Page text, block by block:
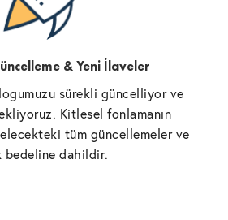
& Yeni İlaveler
sürekli güncelliyor ve
Kitlesel fonlamanın
tüm güncellemeler ve
bedeline dahildir.